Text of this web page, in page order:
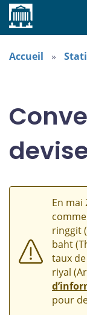
Accueil
En mai
ringgit
baht
taux
riyal
pour